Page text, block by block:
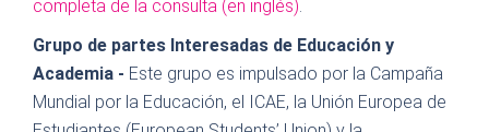
completa de la consulta (en inglés).
Grupo de partes Interesadas de Educación y
Academia - Este grupo es impulsado por la Campaña
Mundial por la Educación, el ICAE, la Unión Europea de